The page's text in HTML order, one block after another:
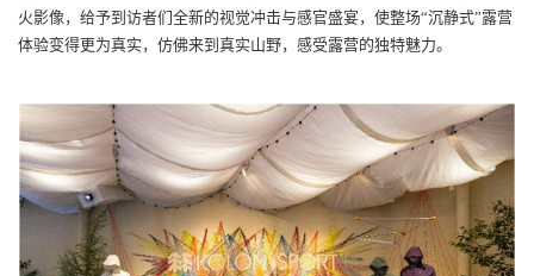
火影像，给予到访者们全新的视觉冲击与感官盛宴，使整场“沉静式”露营
体验变得更为真实，仿佛来到真实山野，感受露营的独特魅力。